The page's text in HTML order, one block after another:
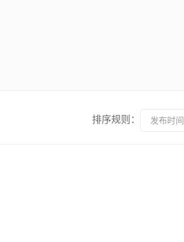
排序规则： 发布时间